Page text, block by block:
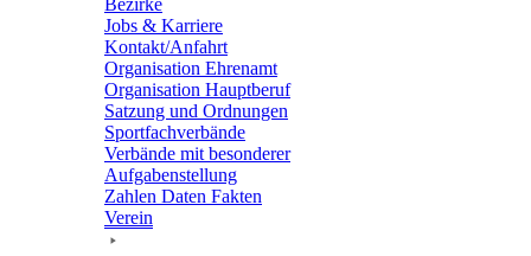
Bezirke
Jobs & Karriere
Kontakt/​​Anfahrt
Orga­ni­sa­tion Ehrenamt
Orga­ni­sa­tion Hauptberuf
Satzung und Ordnungen
Sport­fach­ver­bände
Verbände mit beson­de­rer
Aufgabenstellung
Zahlen Daten Fakten
Verein